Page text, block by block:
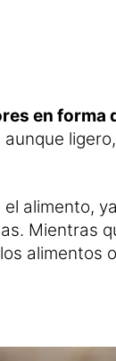
en forma
el alimento,
Mientras
alimentos